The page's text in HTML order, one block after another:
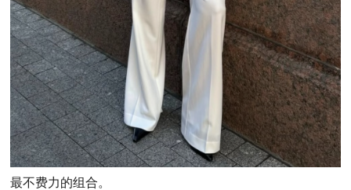
最不费力的组合。